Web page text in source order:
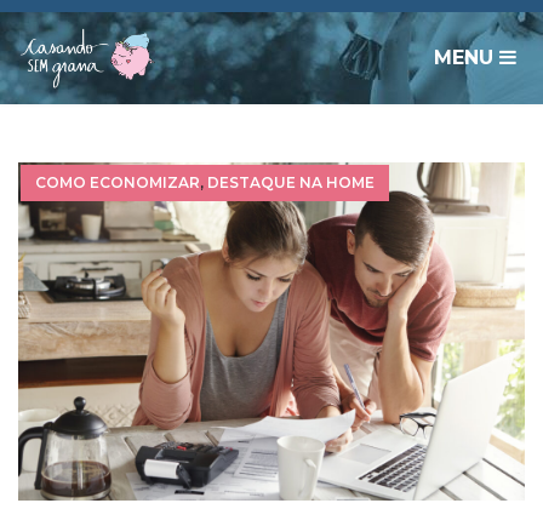
MENU
COMO ECONOMIZAR, DESTAQUE NA HOME